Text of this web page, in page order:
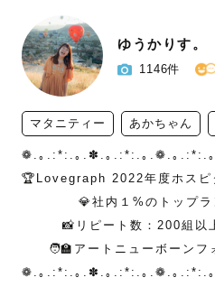
ゆうかりす。
1146件
マタニティー あかちゃん
❁.｡.:*:.｡.✽.｡.:*:.｡.❁.｡.:*:.
🏆Lovegraph 2022年度ホスピ
📸リピート数：200組以
🧑‍🏫アートニューボーンフ
❁.｡.:*:.｡.✽.｡.:*:.｡.❁.｡.:*:.